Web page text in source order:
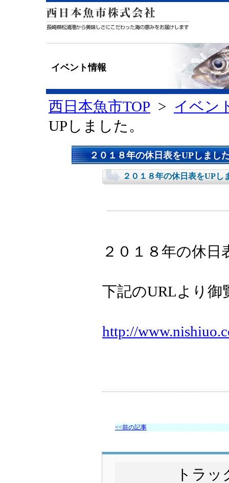
イベント情報
西日本魚市TOP > イベン
UPしました。
２０１８年の休日表をUPしまし
２０１８年の休日表をUPし
２０１８年の休
下記のURLより御
http://www.nish
<<前の記事
トラ